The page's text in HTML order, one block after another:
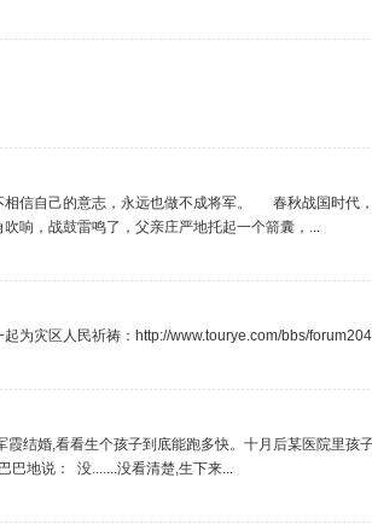
自己的意志，永远也做不成将军。 春秋战国时代，
响，战鼓雷鸣了，父亲庄严地托起一个箭囊，...
为灾区人民祈祷：http://www.tourye.com/bbs/
霞结婚,看看生个孩子到底能跑多快。十月后某医院里孩
巴地说： 没.......没看清楚,生下来...